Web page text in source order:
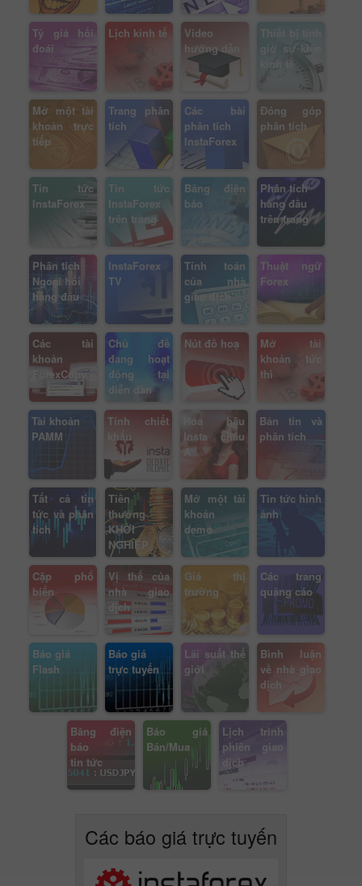
Tỷ giá hối
đoái
Lịch kinh tế
Video
hướng dẫn
Thiết bị tính
giờ sự kiện
kinh tế
Mở một tài
khoản trực
tiếp
Trang phân
tích
Các bài
phân tích
InstaForex
Đóng góp
phân tích
Tin tức
InstaForex
Tin tức
InstaForex
trên trang
Băng điện
báo
Phân tích
hàng đầu
trên trang
Phân tích
Ngoại hối
hàng đầu
InstaForex
TV
Tính toán
của nhà
giao dịch
Thuật ngữ
Forex
Các tài
khoản
ForexCopy
Chủ đề
đang hoạt
động tại
diễn đàn
Nút đồ hoạ
Mở tài
khoản tức
thì
Tài khoản
PAMM
Tính chiết
khấu
Hoa hậu
Insta châu
Á
Bản tin và
phân tích
Tất cả tin
tức và phân
tích
Tiền
thưởng
KHỞI
NGHIỆP
Mở một tài
khoản
demo
Tin tức hình
ảnh
Cặp phổ
biến
Vị thế của
nhà giao
dịch
Giá thị
trường
Các trang
quảng cáo
Báo giá
Flash
Báo giá
trực tuyến
Lãi suất thế
giới
Bình luận
về nhà giao
dịch
Băng điện
báo
tin tức
Báo giá
Bán/Mua
Lịch trình
phiên giao
dịch
Các báo giá trực tuyến